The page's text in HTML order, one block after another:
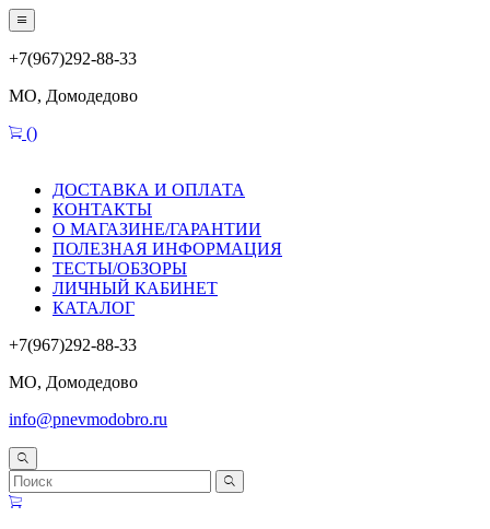
+7(967)292-88-33
МО, Домодедово
()
ДОСТАВКА И ОПЛАТА
КОНТАКТЫ
О МАГАЗИНЕ/ГАРАНТИИ
ПОЛЕЗНАЯ ИНФОРМАЦИЯ
ТЕСТЫ/ОБЗОРЫ
ЛИЧНЫЙ КАБИНЕТ
КАТАЛОГ
+7(967)292-88-33
МО, Домодедово
info@pnevmodobro.ru